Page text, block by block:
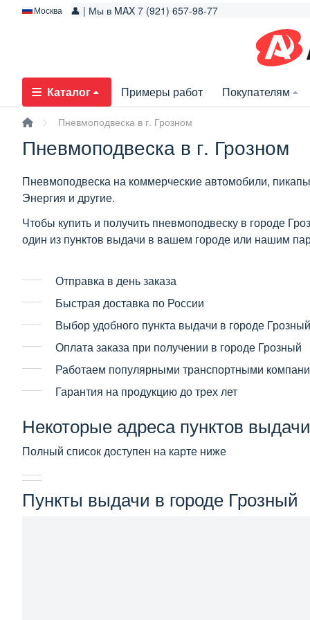
Москва 👤 | Мы в MAX 7 (921) 657-98-77
Каталог Примеры работ Покупателям
Пневмоподвеска в г. Грозном
Пневмоподвеска в г. Грозном
Пневмоподвеска на коммерческие автомобили,
Энергия и другие.
Чтобы купить и получить пневмоподвеску в городе
один из пунктов выдачи в вашем городе или нашим
Отправка в день заказа
Быстрая доставка по России
Выбор удобного пункта выдачи в городе Грозный
Оплата заказа при получении в городе Грозный
Работаем популярными транспортными
Гарантия на продукцию до трех лет
Некоторые адреса пунктов
Полный список доступен на карте ниже
Пункты выдачи в городе Грозный